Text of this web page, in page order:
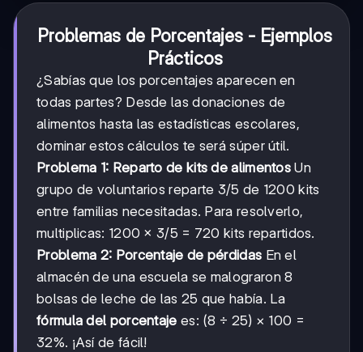
Problemas de Porcentajes - Ejemplos
Prácticos
¿Sabías que los porcentajes aparecen en
todas partes? Desde las donaciones de
alimentos hasta las estadísticas escolares,
dominar estos cálculos te será súper útil.
Problema 1: Reparto de kits de alimentos Un
grupo de voluntarios reparte 3/5 de 1200 kits
entre familias necesitadas. Para resolverlo,
multiplicas: 1200 × 3/5 = 720 kits repartidos.
Problema 2: Porcentaje de pérdidas En el
almacén de una escuela se malograron 8
bolsas de leche de las 25 que había. La
fórmula del porcentaje es: (8 ÷ 25) × 100 =
32%. ¡Así de fácil!